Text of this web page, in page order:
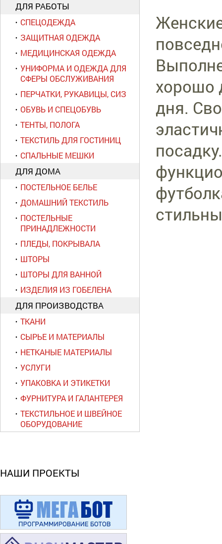
ДЛЯ РАБОТЫ
СПЕЦОДЕЖДА
ЗАЩИТНАЯ ОДЕЖДА
МЕДИЦИНСКАЯ ОДЕЖДА
УНИФОРМА И ОДЕЖДА ДЛЯ
СФЕРЫ ОБСЛУЖИВАНИЯ
ПЕРЧАТКИ, РУКАВИЦЫ, СИЗ
ОБУВЬ И СПЕЦОБУВЬ
ТЕНТЫ, ПОЛОГА
ТЕКСТИЛЬ ДЛЯ ГОСТИНИЦ
СПАЛЬНЫЕ МЕШКИ
ДЛЯ ДОМА
ПОСТЕЛЬНОЕ БЕЛЬЕ
ДОМАШНИЙ ТЕКСТИЛЬ
ПОСТЕЛЬНЫЕ
ПРИНАДЛЕЖНОСТИ
ПЛЕДЫ, ПОКРЫВАЛА
ШТОРЫ
ШТОРЫ ДЛЯ ВАННОЙ
ИЗДЕЛИЯ ИЗ ГОБЕЛЕНА
ДЛЯ ПРОИЗВОДСТВА
ТКАНИ
СЫРЬЕ И МАТЕРИАЛЫ
НЕТКАНЫЕ МАТЕРИАЛЫ
УСЛУГИ
УПАКОВКА И ЭТИКЕТКИ
ФУРНИТУРА И ГАЛАНТЕРЕЯ
ТЕКСТИЛЬНОЕ И ШВЕЙНОЕ
ОБОРУДОВАНИЕ
НАШИ ПРОЕКТЫ
хорошо
дня.